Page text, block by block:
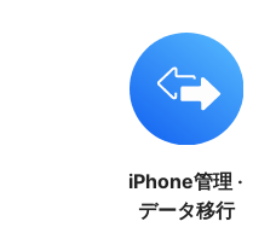
iPhone管理 ·
データ移行